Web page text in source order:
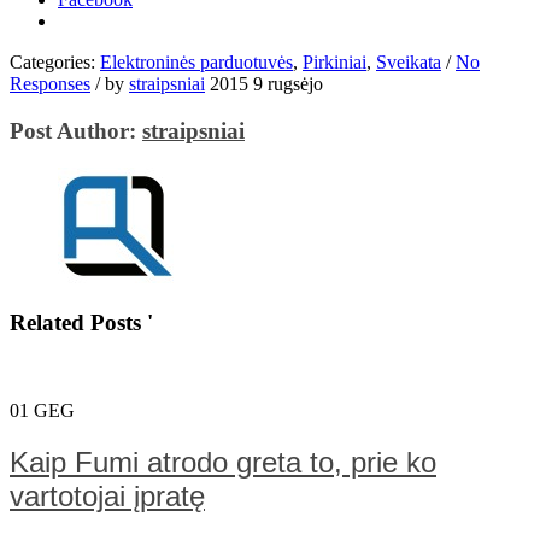
Categories: Elektroninės parduotuvės, Pirkiniai, Sveikata / No
Responses /by straipsniai 2015 9 rugsėjo
Post Author: straipsniai
Related Posts '
01 GEG
Kaip Fumi atrodo greta to, prie ko
vartotojai įpratę